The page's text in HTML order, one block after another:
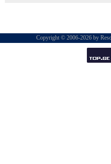
Copyright © 2006-2026 by